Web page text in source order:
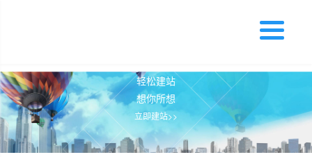
轻松建站
想你所想
立即建站>>